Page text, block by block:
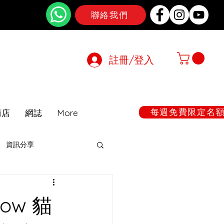
聯絡我們
註冊/登入
網誌 More 每週免費限定名
資訊分享
貓